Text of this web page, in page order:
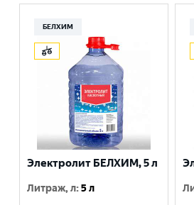
БЕЛХИМ
Электролит БЕЛХИМ, 5 л
Литраж, л:5 л